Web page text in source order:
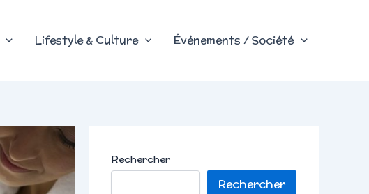
Lifestyle & Culture Événements / Société
Rechercher
Rechercher